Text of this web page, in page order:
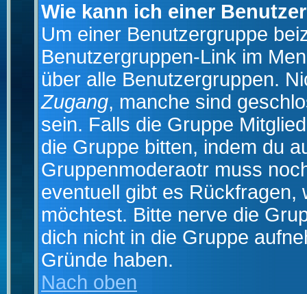
Wie kann ich einer
Um einer Benutzergruppe
Benutzergruppen-Link im
über alle Benutzergruppen.
Zugang, manche sind
sein. Falls die Gruppe
die Gruppe bitten, indem du
Gruppenmoderaotr muss
eventuell gibt es
möchtest. Bitte nerve die
dich nicht in die Gruppe
Gründe haben.
Nach oben